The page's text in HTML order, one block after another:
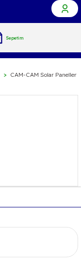
Sepetim
CAM-CAM Solar Paneller